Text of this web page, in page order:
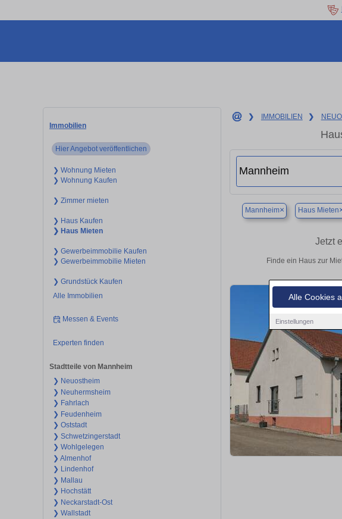
Alle Cookies
Einstellungen
Immobilien
Hier Angebot veröffentlichen
❯ Wohnung Mieten
❯ Wohnung Kaufen
❯ Zimmer mieten
❯ Haus Kaufen
❯ Haus Mieten
❯ Gewerbeimmobilie Kaufen
❯ Gewerbeimmobilie Mieten
❯ Grundstück Kaufen
Alle Immobilien
Messen & Events
Experten finden
Stadtteile von Mannheim
❯ Neuostheim
❯ Neuhermsheim
❯ Fahrlach
❯ Feudenheim
❯ Oststadt
❯ Schwetzingerstadt
❯ Wohlgelegen
❯ Almenhof
❯ Lindenhof
❯ Mallau
❯ Hochstätt
❯ Neckarstadt-Ost
❯ Wallstadt
❯ IMMOBILIEN ❯
Mannheim× Haus Mieten
Jetzt
Finde ein Haus zur